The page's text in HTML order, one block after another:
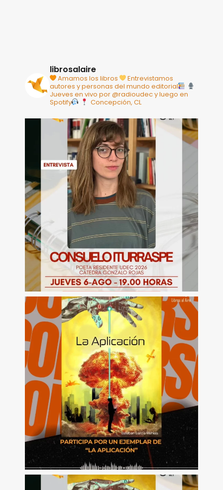
librosalaire
Amamos los libros
Entrevistamos
autores y personas del mundo editorial
Jueves en vivo por @radioudec y luego en
Spotify
Concepción, CL